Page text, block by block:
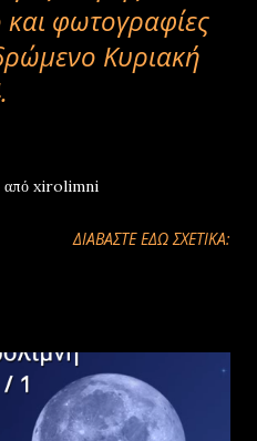
και φωτογραφίες
Κυριακή
από xirolimni
ΔΙΑΒΑΣΤΕ ΕΔΩ ΣΧΕΤΙΚΑ: